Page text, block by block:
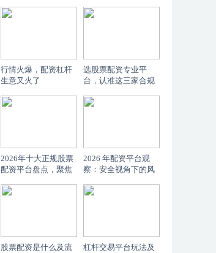
行情火爆，配资杠杆
生意又火了
选股票配资专业平
台，认准这三家合规
2026年十大正规股票
配资平台盘点，聚焦
2026 年配资平台观
察：安全视角下的风
股票配资是什么及流
杠杆交易平台玩法及